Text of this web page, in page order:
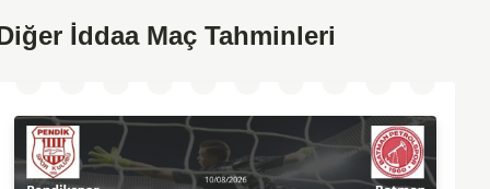
İddaa Maç Tahminleri